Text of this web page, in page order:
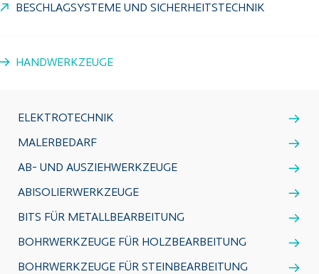
BESCHLAGSYSTEME UND SICHERHEITSTECHNIK
HANDWERKZEUGE
ELEKTROTECHNIK
MALERBEDARF
AB- UND AUSZIEHWERKZEUGE
ABISOLIERWERKZEUGE
BITS FÜR METALLBEARBEITUNG
BOHRWERKZEUGE FÜR HOLZBEARBEITUNG
BOHRWERKZEUGE FÜR STEINBEARBEITUNG